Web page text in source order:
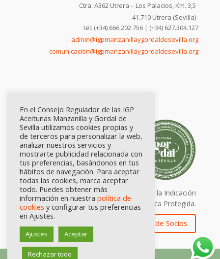
Ctra. A362 Utrera – Los Palacios, Km. 3,5
41.710 Utrera (Sevilla)
tel: (+34) 666.202.756 | (+34) 627.304.127
admin@igpmanzanillaygordaldesevilla.org
comunicación@igpmanzanillaygordaldesevilla.org
Calidad certificada por Origen. Sellos de la Indicación
Geográfica Protegida.
Zona de Socios
En el Consejo Regulador de las IGP
Aceitunas Manzanilla y Gordal de
Sevilla utilizamos cookies propias y
de terceros para personalizar la web,
analizar nuestros servicios y
mostrarte publicidad relacionada con
tus preferencias, basándonos en tus
hábitos de navegación. Para aceptar
todas las cookies, marca aceptar
todo. Puedes obtener más
información en nuestra política de
cookies y configurar tus preferencias
en Ajustes.
Ajustes Aceptar
Rechazar todo